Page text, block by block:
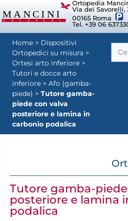
Ortopedia
Via dei Savorelli,
00165 Roma
Tel. +39 06
Home > Dispositivi
Ortopedici su misura >
Ortesi arto inferiore >
Tutori e docce arto
inferiore > Afo (gamba-
piede) > Tutore gamba-
piede con valva
posteriore e lamina in
carbonio podalica
Tutore gamba-
posteriore e lamina
podalica